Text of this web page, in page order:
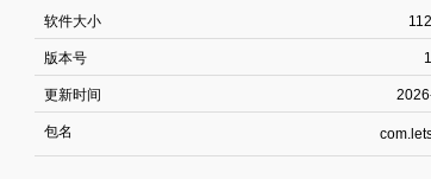
软件大小
版本号
更新时间
包名